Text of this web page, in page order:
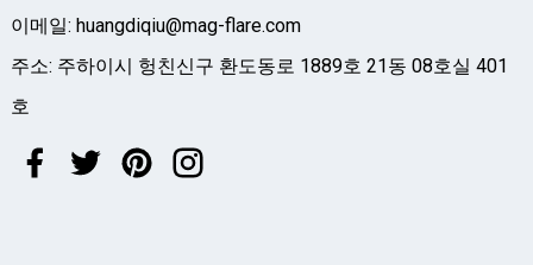
이메일: huangdiqiu@mag-flare.com
주소: 주하이시 헝친신구 환도동로 1889호 21동 08호실 401
호